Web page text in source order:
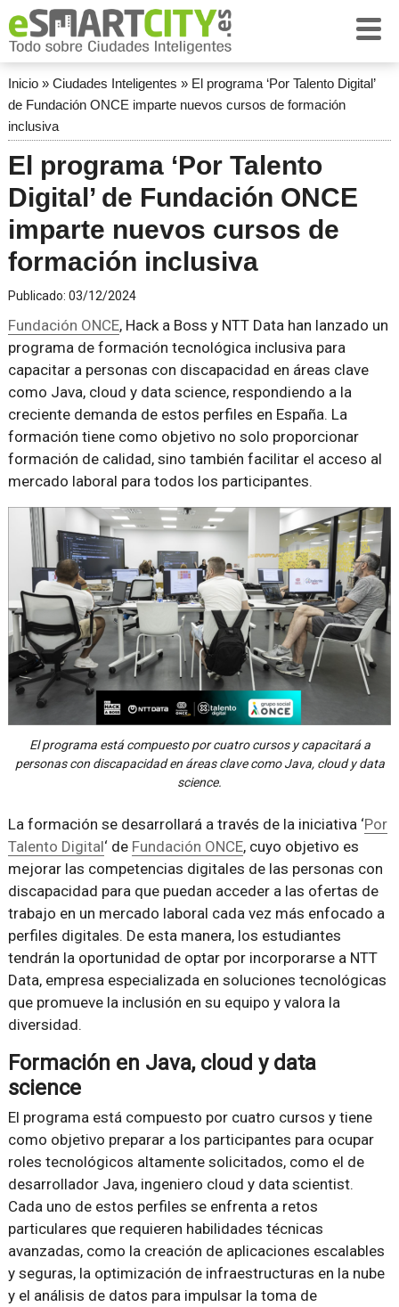
Inicio» Ciudades Inteligentes » El programa ‘Por Talento Digital’
de Fundación ONCE imparte nuevos cursos de formación
inclusiva
El programa ‘Por Talento
Digital’ de Fundación ONCE
imparte nuevos cursos de
formación inclusiva
Publicado: 03/12/2024
Fundación ONCE, Hack a Boss y NTT Data han lanzado un
programa de formación tecnológica inclusiva para
capacitar a personas con discapacidad en áreas clave
como Java, cloud y data science, respondiendo a la
creciente demanda de estos perfiles en España. La
formación tiene como objetivo no solo proporcionar
formación de calidad, sino también facilitar el acceso al
mercado laboral para todos los participantes.
El programa está compuesto por cuatro cursos y capacitará a
personas con discapacidad en áreas clave como Java, cloud y data
science.
La formación se desarrollará a través de la iniciativa ‘Por
Talento Digital‘ de Fundación ONCE, cuyo objetivo es
mejorar las competencias digitales de las personas con
discapacidad para que puedan acceder a las ofertas de
trabajo en un mercado laboral cada vez más enfocado a
perfiles digitales. De esta manera, los estudiantes
tendrán la oportunidad de optar por incorporarse a NTT
Data, empresa especializada en soluciones tecnológicas
que promueve la inclusión en su equipo y valora la
diversidad.
Formación en Java, cloud y data
science
El programa está compuesto por cuatro cursos y tiene
como objetivo preparar a los participantes para ocupar
roles tecnológicos altamente solicitados, como el de
desarrollador Java, ingeniero cloud y data scientist.
Cada uno de estos perfiles se enfrenta a retos
particulares que requieren habilidades técnicas
avanzadas, como la creación de aplicaciones escalables
y seguras, la optimización de infraestructuras en la nube
y el análisis de datos para impulsar la toma de